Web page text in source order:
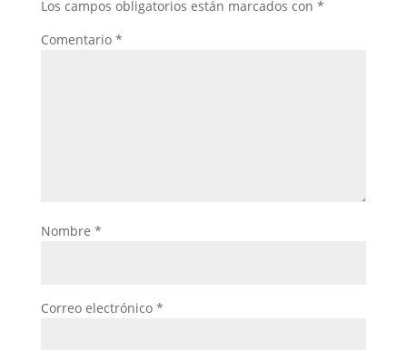
Los campos obligatorios están marcados con *
Comentario *
Nombre *
Correo electrónico *